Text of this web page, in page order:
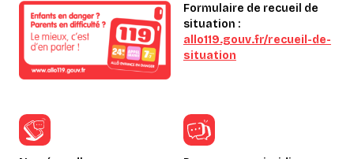
Formulaire de recueil de
situation :
allo119.gouv.fr/recueil-de-
situation